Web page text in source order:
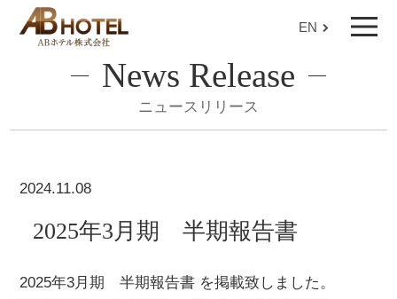
EN
News Release
ニュースリリース
2024.11.08
2025年3月期 半期報告書
2025年3月期 半期報告書 を掲載致しました。